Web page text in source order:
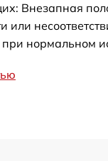
Внезапная
или
нормальном